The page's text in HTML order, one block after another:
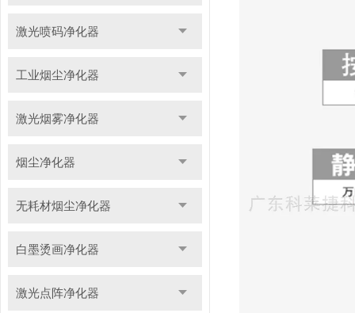
激光喷码净化器
工业烟尘净化器
激光烟雾净化器
烟尘净化器
无耗材烟尘净化器
白墨烫画净化器
激光点阵净化器